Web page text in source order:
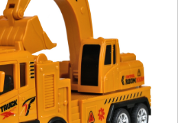
火熱招募中~
我查看『海外購物流程說明』